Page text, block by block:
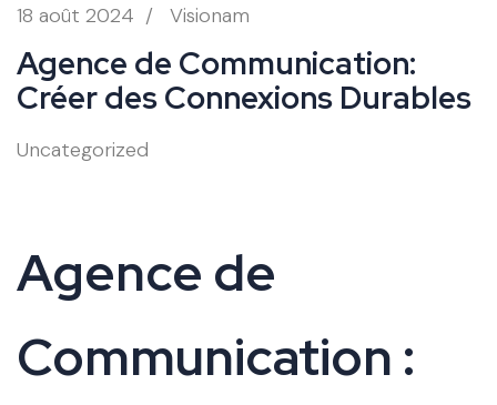
18 août 2024 / Visionam
Agence de Communication:
Créer des Connexions Durables
Uncategorized
Agence de
Communication :